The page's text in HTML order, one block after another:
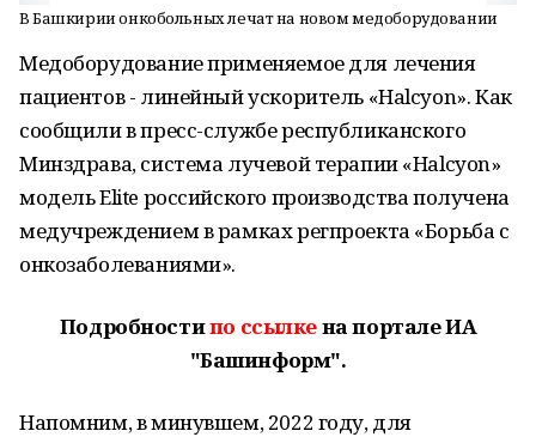
В Башкирии онкобольных лечат на новом медоборудовании
Медоборудование применяемое для лечения
пациентов - линейный ускоритель «Halcyon». Как
сообщили в пресс-службе республиканского
Минздрава, система лучевой терапии «Halcyon»
модель Elite российского производства получена
медучреждением в рамках регпроекта «Борьба с
онкозаболеваниями».
Подробностипо ссылкена портале ИА
"Башинформ".
Напомним, в минувшем, 2022 году, для